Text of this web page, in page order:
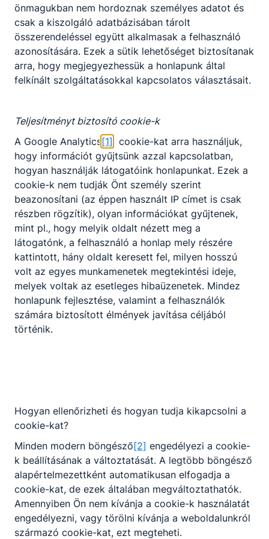
Aktuális információ
Munkaterv 2022-23
A2021/22tanév rendje,
fontosabb eseményei
Partnereink
Karcagi SZC Hámori András
önmagukban nem hordoznak személyes adatot és
csak a kiszolgáló adatbázisában tárolt
összerendeléssel együtt alkalmasak a felhasználó
azonosítására. Ezek a sütik lehetőséget biztosítanak
arra, hogy megjegyezhessük a honlapunk által
felkínált szolgáltatásokkal kapcsolatos választásait.
Teljesítményt biztosító cookie-k
A Google Analytics [1] cookie-kat arra használjuk,
hogy információt gyűjtsünk azzal kapcsolatban,
hogyan használják látogatóink honlapunkat. Ezek a
cookie-k nem tudják Önt személy szerint
beazonosítani (az éppen használt IP címet is csak
részben rögzítik), olyan információkat gyűjtenek,
mint pl., hogy melyik oldalt nézett meg a
látogatónk, a felhasználó a honlap mely részére
kattintott, hány oldalt keresett fel, milyen hosszú
volt az egyes munkamenetek megtekintési ideje,
melyek voltak az esetleges hibaüzenetek. Mindez
honlapunk fejlesztése, valamint a felhasználók
számára biztosított élmények javítása céljából
történik.
Hogyan ellenőrizheti és hogyan tudja kikapcsolni a
cookie-kat?
Minden modern böngésző[2] engedélyezi a cookie-
k beállításának a változtatását. A legtöbb böngésző
alapértelmezettként automatikusan elfogadja a
cookie-kat, de ezek általában megváltoztathatók.
Amennyiben Ön nem kívánja a cookie-k használatát
engedélyezni, vagy törölni kívánja a weboldalunkról
származó cookie-kat, ezt megteheti.